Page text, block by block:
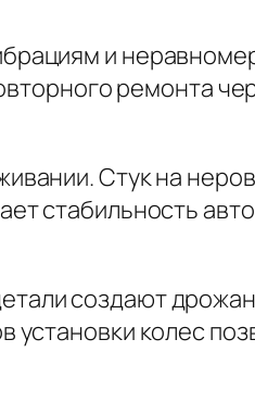
и
ремонта
Стук на
стабильность
создают
колес